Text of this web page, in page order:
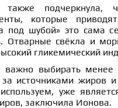
также
которые
под шубой» это сама
Отварные свёкла и
гликемический
важно выбирать менее
за источниками жиров
уже
заключила Ионова.